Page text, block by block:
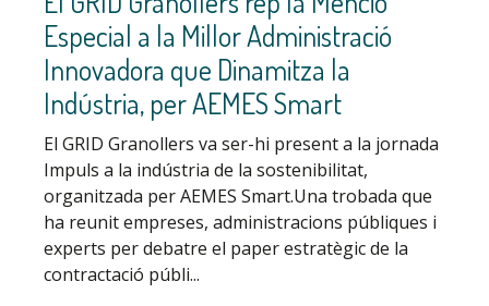
Especial a la Millor Administració
Innovadora que Dinamitza la
Indústria, per AEMES Smart
El GRID Granollers va ser-hi present a la jornada
Impuls a la indústria de la sostenibilitat,
organitzada per AEMES Smart.Una trobada que
ha reunit empreses, administracions públiques i
experts per debatre el paper estratègic de la
contractació públi...